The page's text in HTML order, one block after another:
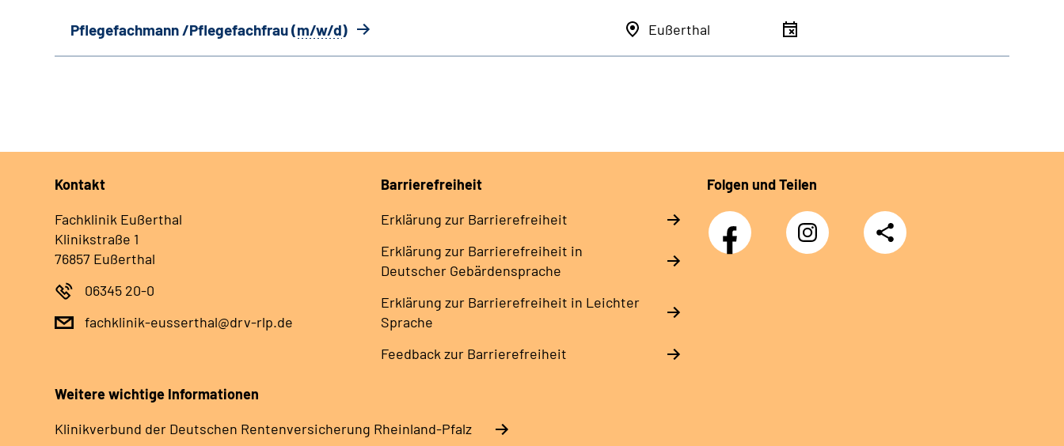
Pflegefachmann /Pflegefachfrau (m/w/d) Eußerthal
Kontakt
Fachklinik Eußerthal
Klinikstraße 1
76857 Eußerthal
06345 20-0
fachklinik-eusserthal@drv-rlp.de
Barrierefreiheit
Erklärung zur Barrierefreiheit
Erklärung zur Barrierefreiheit in
Deutscher Gebärdensprache
Erklärung zur Barrierefreiheit in Leichter
Sprache
Feedback zur Barrierefreiheit
Folgen und Teilen
Facebook
Instagram
DRV
Nachwuchskräfte
Teilen
Weitere wichtige Informationen
Klinikverbund der Deutschen Rentenversicherung Rheinland-Pfalz